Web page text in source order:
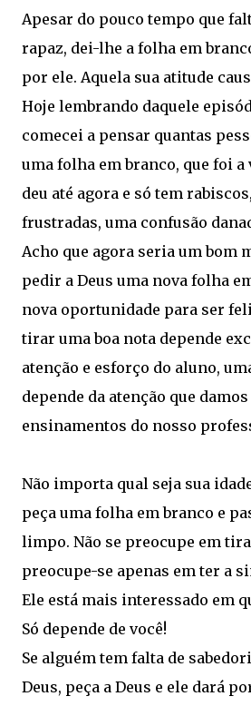
Apesar do pouco tempo que
rapaz, dei-lhe a folha em
por ele. Aquela sua atitude
Hoje lembrando daquele
comecei a pensar quantas
uma folha em branco, que foi a
deu até agora e só tem
frustradas, uma confusão
Acho que agora seria um bom
pedir a Deus uma nova folha
nova oportunidade para ser
tirar uma boa nota depende
atenção e esforço do aluno,
depende da atenção que damos
ensinamentos do nosso
Não importa qual seja sua
peça uma folha em branco e
limpo. Não se preocupe em
preocupe-se apenas em ter a
Ele está mais interessado em
Só depende de você!
Se alguém tem falta de
Deus, peça a Deus e ele dará